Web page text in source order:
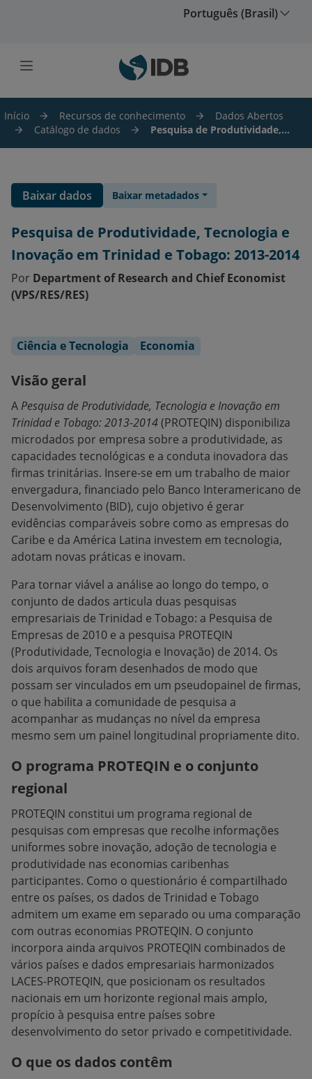
Português (Brasil)
Início Recursos de conhecimento
Dados Abertos
Catálogo de dados
Pesquisa de Produtividade,...
Baixar dados Baixar metadados
Pesquisa de Produtividade, Tecnologia e
Inovação em Trinidad e Tobago: 2013-2014
Por Department of Research and Chief Economist
(VPS/RES/RES)
Ciência e Tecnologia Economia
Visão geral
A Pesquisa de Produtividade, Tecnologia e Inovação em
Trinidad e Tobago: 2013-2014(PROTEQIN) disponibiliza
microdados por empresa sobre a produtividade, as
capacidades tecnológicas e a conduta inovadora das
firmas trinitárias. Insere-se em um trabalho de maior
envergadura, financiado pelo Banco Interamericano de
Desenvolvimento (BID), cujo objetivo é gerar
evidências comparáveis sobre como as empresas do
Caribe e da América Latina investem em tecnologia,
adotam novas práticas e inovam.
Para tornar viável a análise ao longo do tempo, o
conjunto de dados articula duas pesquisas
empresariais de Trinidad e Tobago: a Pesquisa de
Empresas de 2010 e a pesquisa PROTEQIN
(Produtividade, Tecnologia e Inovação) de 2014. Os
dois arquivos foram desenhados de modo que
possam ser vinculados em um pseudopainel de firmas,
o que habilita a comunidade de pesquisa a
acompanhar as mudanças no nível da empresa
mesmo sem um painel longitudinal propriamente dito.
O programa PROTEQIN e o conjunto
regional
PROTEQIN constitui um programa regional de
pesquisas com empresas que recolhe informações
uniformes sobre inovação, adoção de tecnologia e
produtividade nas economias caribenhas
participantes. Como o questionário é compartilhado
entre os países, os dados de Trinidad e Tobago
admitem um exame em separado ou uma comparação
com outras economias PROTEQIN. O conjunto
incorpora ainda arquivos PROTEQIN combinados de
vários países e dados empresariais harmonizados
LACES-PROTEQIN, que posicionam os resultados
nacionais em um horizonte regional mais amplo,
propício à pesquisa entre países sobre
desenvolvimento do setor privado e competitividade.
O que os dados contêm